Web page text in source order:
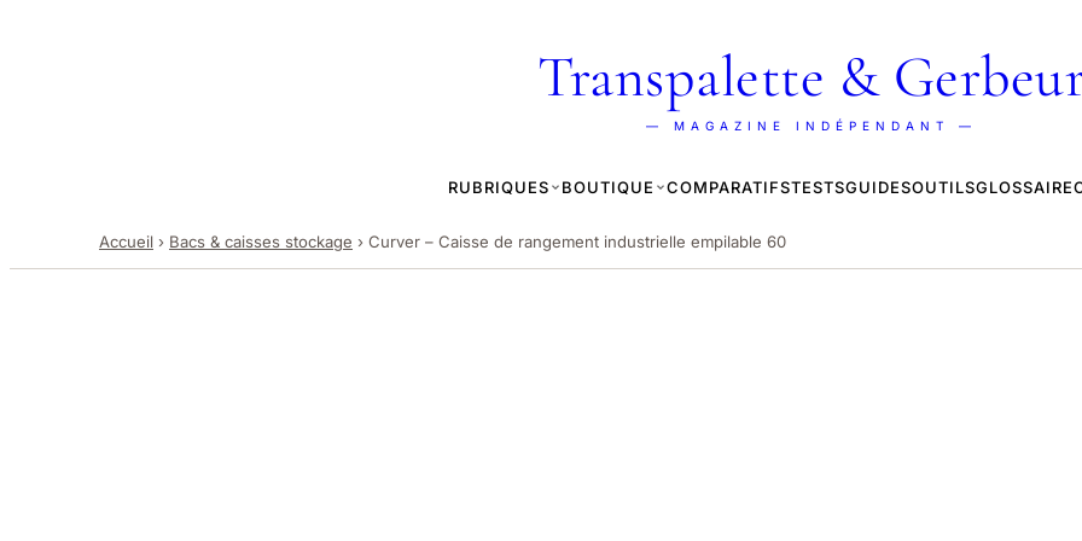
Transpalette &
— MAGAZINE INDÉPENDANT —
RUBRIQUES BOUTIQUE COMPARATIFSTESTSGUIDESOUTILSGLOSSAIRE
Accueil › Bacs & caisses stockage › Curver – Caisse de rangement industrielle empilable 60